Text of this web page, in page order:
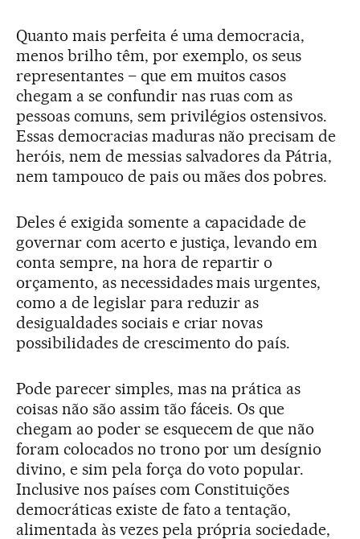
Quanto mais perfeita é uma democracia,
menos brilho têm, por exemplo, os seus
representantes – que em muitos casos
chegam a se confundir nas ruas com as
pessoas comuns, sem privilégios ostensivos.
Essas democracias maduras não precisam de
heróis, nem de messias salvadores da Pátria,
nem tampouco de pais ou mães dos pobres.
Deles é exigida somente a capacidade de
governar com acerto e justiça, levando em
conta sempre, na hora de repartir o
orçamento, as necessidades mais urgentes,
como a de legislar para reduzir as
desigualdades sociais e criar novas
possibilidades de crescimento do país.
Pode parecer simples, mas na prática as
coisas não são assim tão fáceis. Os que
chegam ao poder se esquecem de que não
foram colocados no trono por um desígnio
divino, e sim pela força do voto popular.
Inclusive nos países com Constituições
democráticas existe de fato a tentação,
alimentada às vezes pela própria sociedade,